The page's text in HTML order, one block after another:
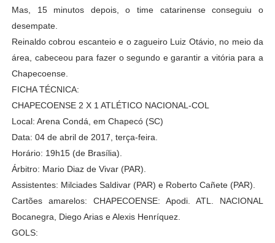
Mas, 15 minutos depois, o time catarinense conseguiu o
desempate.
Reinaldo cobrou escanteio e o zagueiro Luiz Otávio, no meio da
área, cabeceou para fazer o segundo e garantir a vitória para a
Chapecoense.
FICHA TÉCNICA:
CHAPECOENSE 2 X 1 ATLÉTICO NACIONAL-COL
Local: Arena Condá, em Chapecó (SC)
Data: 04 de abril de 2017, terça-feira.
Horário: 19h15 (de Brasília).
Árbitro: Mario Diaz de Vivar (PAR).
Assistentes: Milciades Saldivar (PAR) e Roberto Cañete (PAR).
Cartões amarelos: CHAPECOENSE: Apodi. ATL. NACIONAL
Bocanegra, Diego Arias e Alexis Henríquez.
GOLS: